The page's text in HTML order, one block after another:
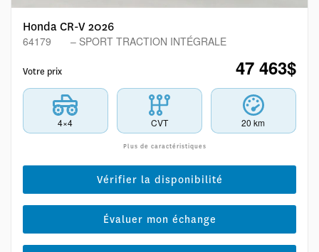
Honda CR-V 2026
64179 – SPORT TRACTION INTÉGRALE
Votre prix 47 463$
4×4 CVT 20 km
Plus de caractéristiques
Vérifier la disponibilité
Évaluer mon échange